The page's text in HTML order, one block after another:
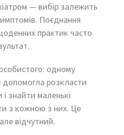
— вибір залежить
Поєднання
практик часто
одному
допомогла розкласти
знайти маленькі
з кожною з них. Це
відчутний.